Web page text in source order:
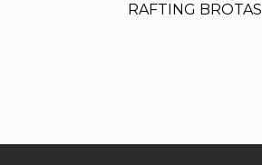
RAFTING BROTAS